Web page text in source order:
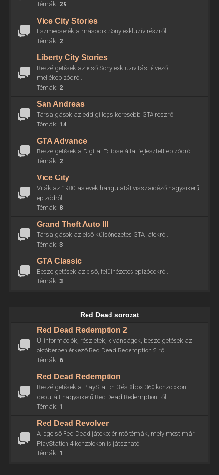
Témák: 29
Vice City Stories
Eszmecserék a második Sony exkluzív részről.
Témák: 2
Liberty City Stories
Beszélgetések az első Sony exkluzivitást élvező
mellékepizódról.
Témák: 2
San Andreas
Társalgások az eddigi legsikeresebb GTA részről.
Témák: 14
GTA Advance
Beszélgetések a Digital Eclipse által fejlesztett epizódról.
Témák: 2
Vice City
Viták az 1980-as évek hangulatát visszaidéző nagysikerű
epizódról.
Témák: 8
Grand Theft Auto III
Társalgások az első külsőnézetes GTA játékról.
Témák: 3
GTA Classic
Beszélgetések az első, felülnézetes epizódokról.
Témák: 3
Red Dead sorozat
Red Dead Redemption 2
Új információk, részletek, kívánságok, beszélgetések az
októberben érkező Red Dead Redemption 2-ről.
Témák: 6
Red Dead Redemption
Beszélgetések a PlayStation 3 és Xbox 360 konzolokon
debütált nagysikerű Red Dead Redemption-től.
Témák: 1
Red Dead Revolver
A legelső Red Dead játékot érintő témák, mely most már
PlayStation 4 konzolokon is játszható.
Témák: 1